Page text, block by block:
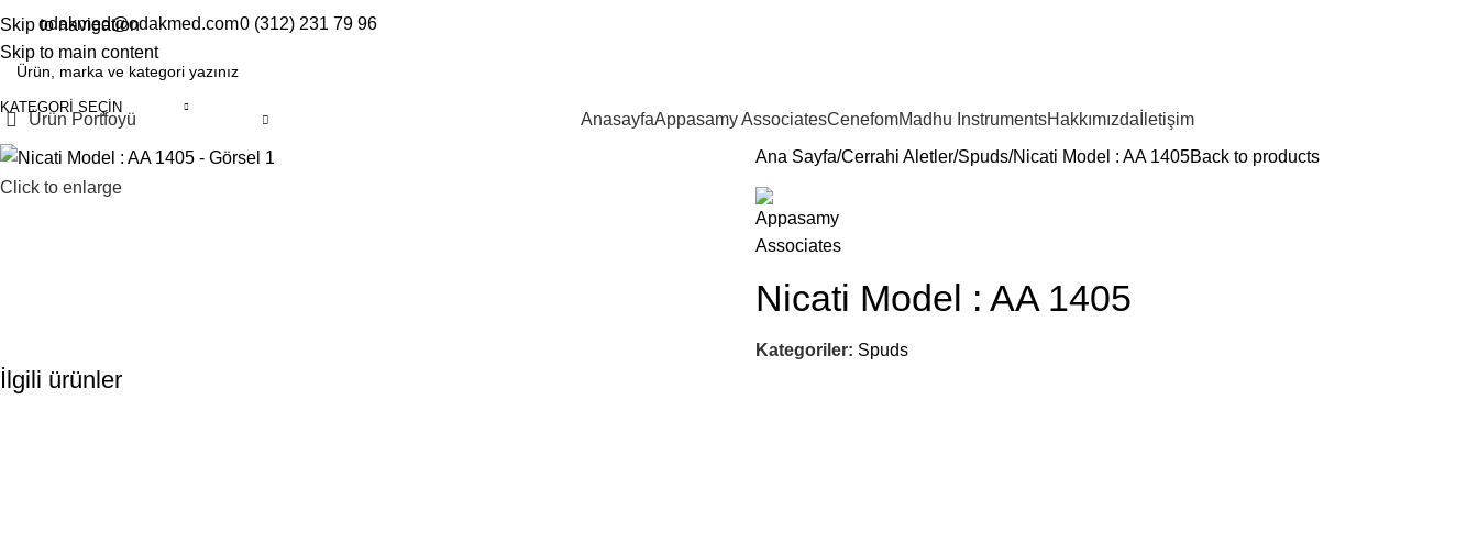
Skip to navigation
Skip to main content
ENTR odakmed@odakmed.com0 (312) 231 79 96
KATEGORI SEÇIN
Ürün Portfoyü AnasayfaAppasamy AssociatesCenefomMadhu InstrumentsHakkımızda İletişim
Click to enlarge
Ana Sayfa Cerrahi Aletler Spuds Nicati Model : AA 1405Back to products
Nicati Model : AA 1405
Kategoriler: Spuds
İlgili ürünler